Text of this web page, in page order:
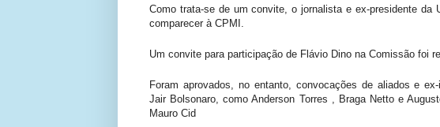
Como trata-se de um convite, o jornalista e ex-presidente da
comparecer à CPMI.
Um convite para participação de Flávio Dino na Comissão foi
Foram aprovados, no entanto, convocações de aliados e
Jair Bolsonaro, como Anderson Torres , Braga Netto e
Mauro Cid